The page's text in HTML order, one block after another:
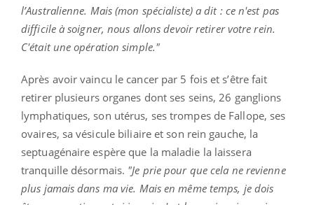
l’Australienne. Mais (mon spécialiste) a dit : ce n'est pas
difficile à soigner, nous allons devoir retirer votre rein.
C'était une opération simple."
Après avoir vaincu le cancer par 5 fois et s’être fait
retirer plusieurs organes dont ses seins, 26 ganglions
lymphatiques, son utérus, ses trompes de Fallope, ses
ovaires, sa vésicule biliaire et son rein gauche, la
septuagénaire espère que la maladie la laissera
tranquille désormais. "Je prie pour que cela ne revienne
plus jamais dans ma vie. Mais en même temps, je dois